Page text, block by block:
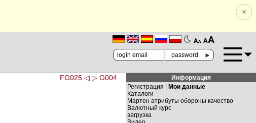
×
🗛 🗚
►
FG025 ◁ ▷ G004
Информация
Регистрация |
Мои данные
Каталоги
Мартен атрибуты обороны качество
Валютный курс
загрузка